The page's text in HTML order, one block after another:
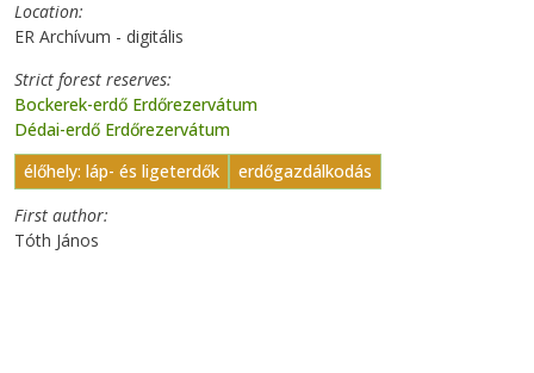
Location
ER Archívum - digitális
Strict forest reserves
Bockerek-erdő Erdőrezervátum
Dédai-erdő Erdőrezervátum
élőhely: láp- és ligeterdők
erdőgazdálkodás
First author
Tóth János